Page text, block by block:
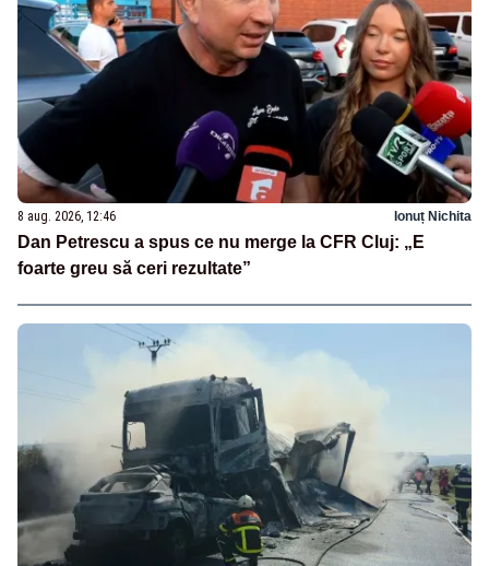
8 aug. 2026, 12:46 Ionuț Nichita
Dan Petrescu a spus ce nu merge la CFR Cluj: „E
foarte greu să ceri rezultate”